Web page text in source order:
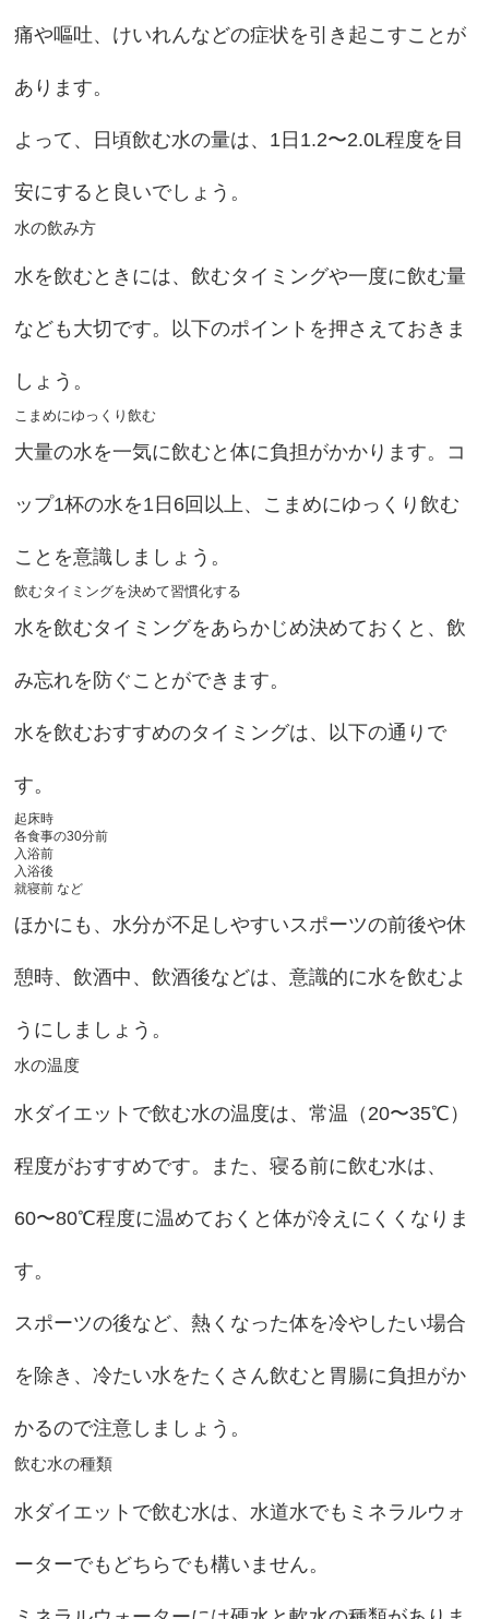
痛や嘔吐、けいれんなどの症状を引き起こすことが
あります。
よって、日頃飲む水の量は、1日1.2〜2.0L程度を目
安にすると良いでしょう。
水の飲み方
水を飲むときには、飲むタイミングや一度に飲む量
なども大切です。以下のポイントを押さえておきま
しょう。
こまめにゆっくり飲む
大量の水を一気に飲むと体に負担がかかります。コ
ップ1杯の水を1日6回以上、こまめにゆっくり飲む
ことを意識しましょう。
飲むタイミングを決めて習慣化する
水を飲むタイミングをあらかじめ決めておくと、飲
み忘れを防ぐことができます。
水を飲むおすすめのタイミングは、以下の通りで
す。
起床時
各食事の30分前
入浴前
入浴後
就寝前 など
ほかにも、水分が不足しやすいスポーツの前後や休
憩時、飲酒中、飲酒後などは、意識的に水を飲むよ
うにしましょう。
水の温度
水ダイエットで飲む水の温度は、常温（20〜35℃）
程度がおすすめです。また、寝る前に飲む水は、
60〜80℃程度に温めておくと体が冷えにくくなりま
す。
スポーツの後など、熱くなった体を冷やしたい場合
を除き、冷たい水をたくさん飲むと胃腸に負担がか
かるので注意しましょう。
飲む水の種類
水ダイエットで飲む水は、水道水でもミネラルウォ
ーターでもどちらでも構いません。